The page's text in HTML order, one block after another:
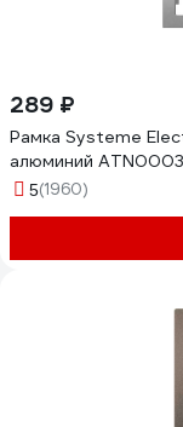
289 ₽
Рамка Systeme
алюминий
5(1960)